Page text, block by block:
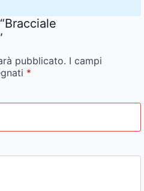
pubblicato. I campi
*